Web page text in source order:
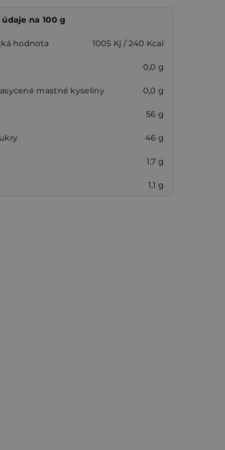
na 100 g
hodnota 1005 Kj / 240 Kcal
0,0 g
mastné kyseliny 0,0 g
56 g
46 g
1,7 g
1,1 g